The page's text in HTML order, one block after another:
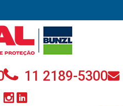
11 2189-5300